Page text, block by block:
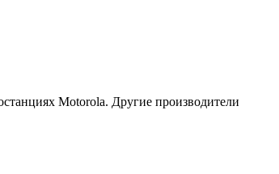
Motorola. Другие производители